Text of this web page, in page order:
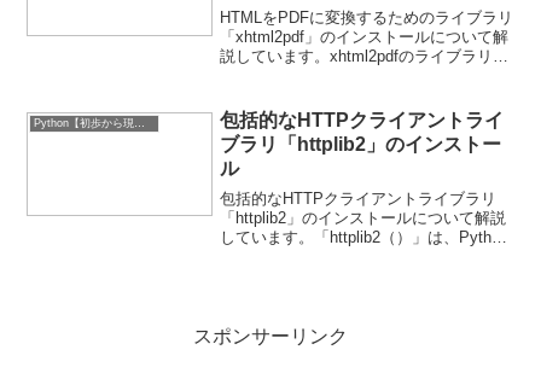
HTMLをPDFに変換するためのライブラリ
「xhtml2pdf」のインストールについて解
説しています。xhtml2pdfのライブラリ
Python【初歩から現場実務的なもの】
包括的なHTTPクライアントライ
ブラリ「httplib2」のインストー
ル
包括的なHTTPクライアントライブラリ
「httplib2」のインストールについて解説
しています。「httplib2（）」は、Python
スポンサーリンク